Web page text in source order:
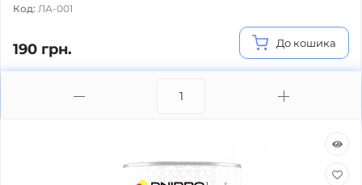
Код: ЛА-001
190 грн. До кошика